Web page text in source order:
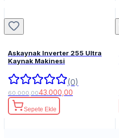
Askaynak Inverter 255 Ultra
Kaynak Makinesi
(0)
60.000,0043.000,00
Sepete Ekle